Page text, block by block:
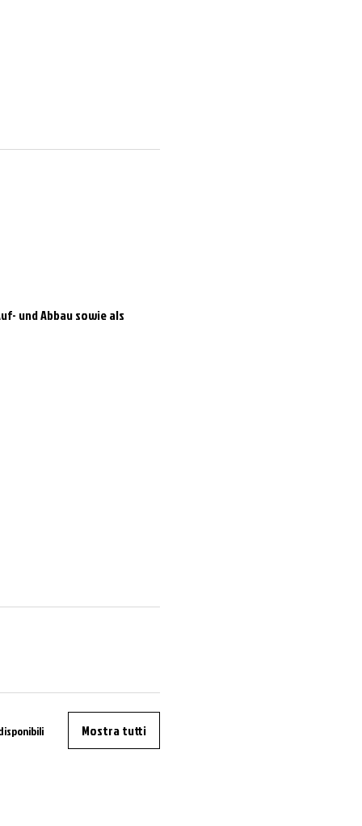
und Abbau sowie als
Mostra tutti